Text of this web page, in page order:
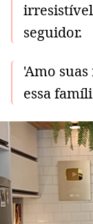
seguidor.
'Amo
essa